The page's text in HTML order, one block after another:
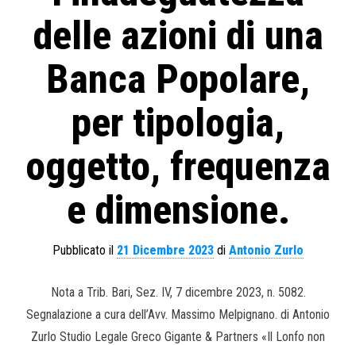
delle azioni di una
Banca Popolare,
per tipologia,
oggetto, frequenza
e dimensione.
Pubblicato il 21 Dicembre 2023 di Antonio Zurlo
Nota a Trib. Bari, Sez. IV, 7 dicembre 2023, n. 5082.
Segnalazione a cura dell’Avv. Massimo Melpignano. di Antonio
Zurlo Studio Legale Greco Gigante & Partners «Il Lonfo non